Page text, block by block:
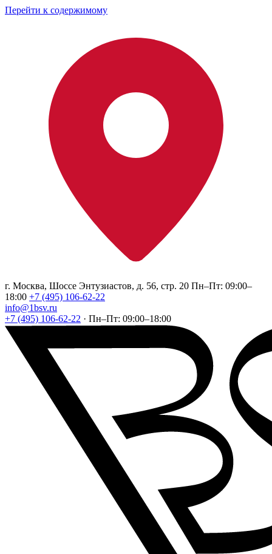
Перейти к содержимому
г. Москва, Шоссе Энтузиастов, д. 56, стр. 20 Пн–Пт: 09:00–
18:00 +7 (495) 106-62-22
info@1bsv.ru
+7 (495) 106-62-22 · Пн–Пт: 09:00–18:00